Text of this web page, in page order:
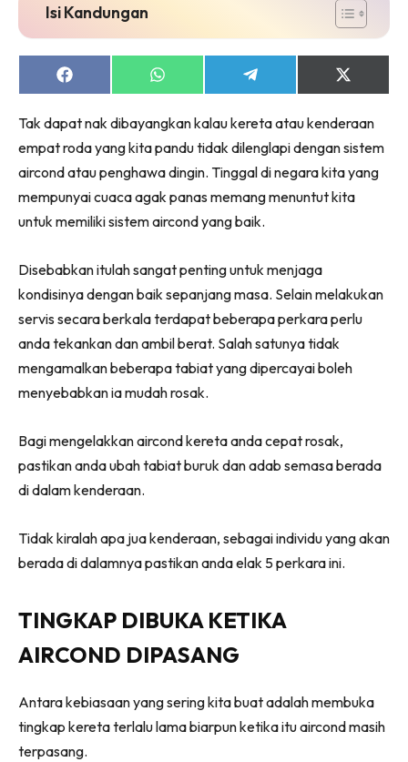
Isi Kandungan
Share
on
Share
on
Share
on
Share
on
(Twitter)
Tak dapat nak dibayangkan kalau kereta atau kenderaan
empat roda yang kita pandu tidak dilenglapi dengan sistem
aircond atau penghawa dingin. Tinggal di negara kita yang
mempunyai cuaca agak panas memang menuntut kita
untuk memiliki sistem aircond yang baik.
Disebabkan itulah sangat penting untuk menjaga
kondisinya dengan baik sepanjang masa. Selain melakukan
servis secara berkala terdapat beberapa perkara perlu
anda tekankan dan ambil berat. Salah satunya tidak
mengamalkan beberapa tabiat yang dipercayai boleh
menyebabkan ia mudah rosak.
Bagi mengelakkan aircond kereta anda cepat rosak,
pastikan anda ubah tabiat buruk dan adab semasa berada
di dalam kenderaan.
Tidak kiralah apa jua kenderaan, sebagai individu yang akan
berada di dalamnya pastikan anda elak 5 perkara ini.
TINGKAP DIBUKA KETIKA
AIRCOND DIPASANG
Antara kebiasaan yang sering kita buat adalah membuka
tingkap kereta terlalu lama biarpun ketika itu aircond masih
terpasang.